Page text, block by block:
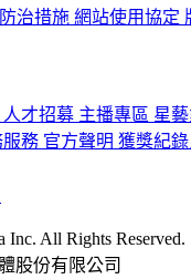
治措施 網站使用協定
人才招募 主播專區 星
服務 官方聲明 獲獎紀
Inc. All Rights
股份有限公司